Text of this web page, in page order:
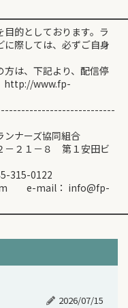
的としております。ラ
際しては、必ずご自身
は、下記より、配信停
www.fp-
ンナーズ協同組合
２１－８ 第１安田ビ
315-0122
e-mail： info@fp-
2026/07/15